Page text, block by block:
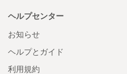
ヘルプセンター
お知らせ
ヘルプとガイド
利用規約